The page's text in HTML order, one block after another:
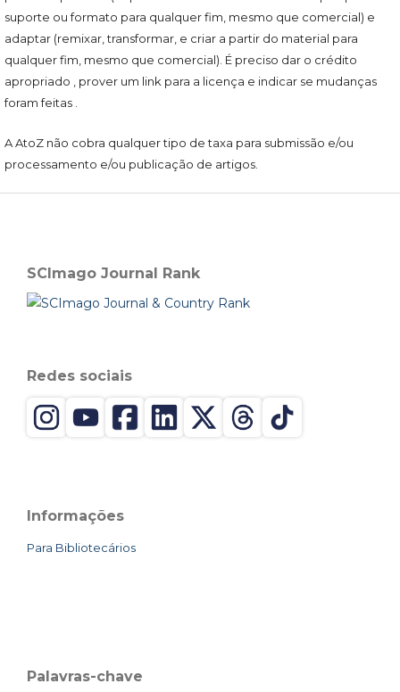
suporte ou formato para qualquer fim, mesmo que comercial) e
adaptar (remixar, transformar, e criar a partir do material para
qualquer fim, mesmo que comercial). É preciso dar o crédito
apropriado , prover um link para a licença e indicar se mudanças
foram feitas .
A AtoZ não cobra qualquer tipo de taxa para submissão e/ou
processamento e/ou publicação de artigos.
SCImago Journal Rank
Redes sociais
Informações
Para Bibliotecários
Palavras-chave